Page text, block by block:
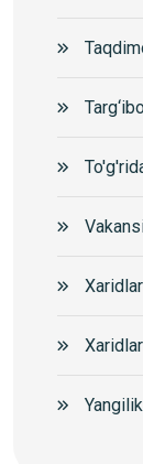
Xaridlar